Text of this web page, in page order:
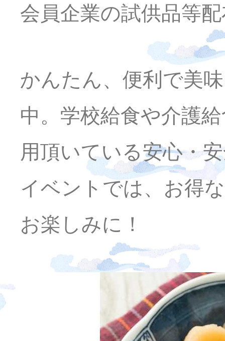
会員企業の試供品等
かんたん、便利で美
中。学校給食や介護
用頂いている安心・
イベントでは、お得
お楽しみに！